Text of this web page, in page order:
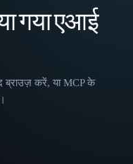
गया एआई
करें, या MCP के